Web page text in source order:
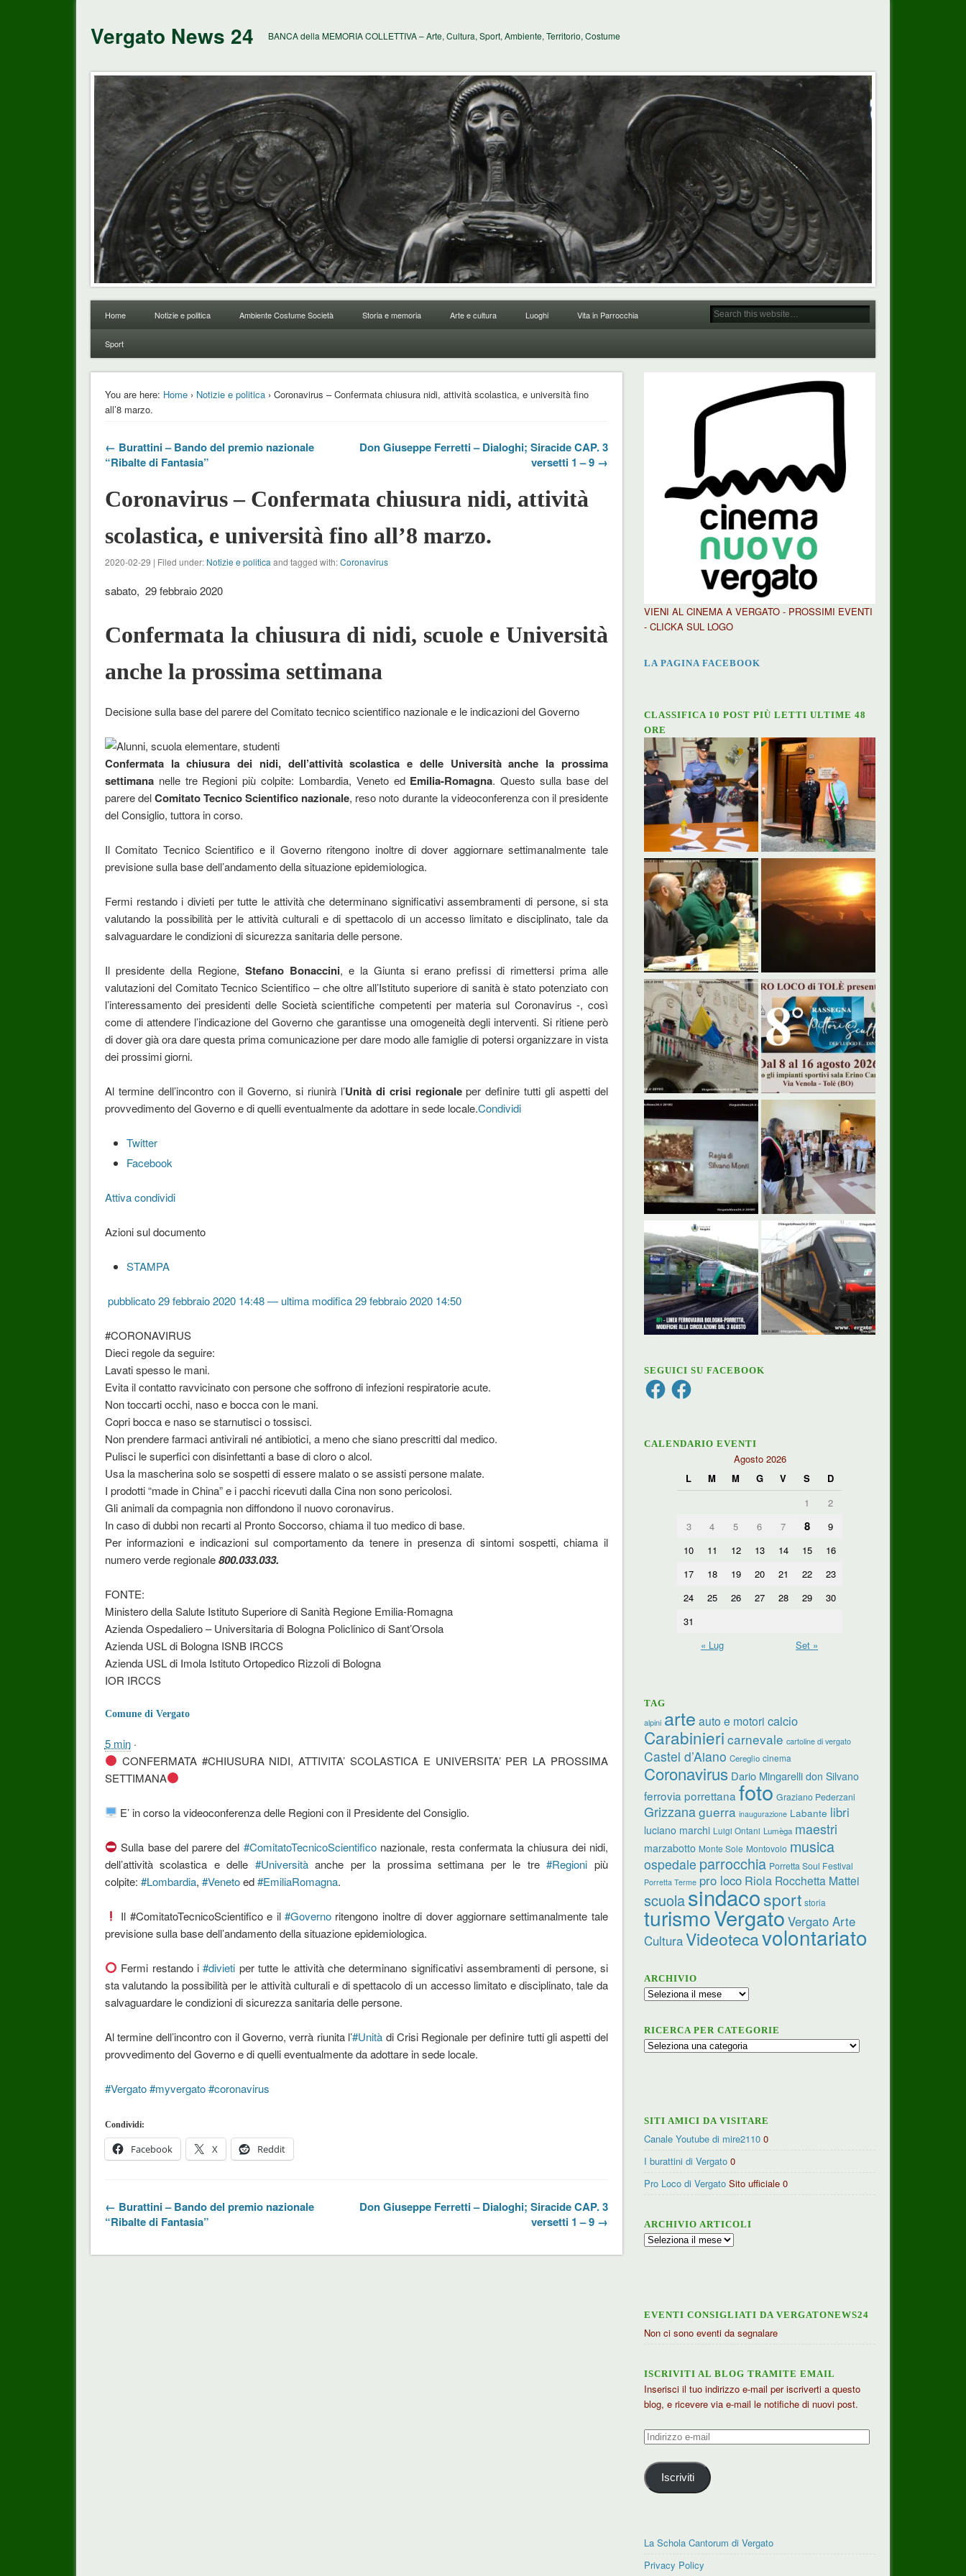
Vergato News 24 BANCA della MEMORIA COLLETTIVA – Arte, Cultura, Sport, Ambiente, Territorio, Costume
Home Notizie e politica Ambiente Costume Società Storia e memoria Arte e cultura Luoghi Vita in Parrocchia
Sport
You are here: Home› Notizie e politica› Coronavirus – Confermata chiusura nidi, attività scolastica, e università fino
all’8 marzo.
← Burattini – Bando del premio nazionale
“Ribalte di Fantasia”
Don Giuseppe Ferretti – Dialoghi; Siracide CAP. 3
versetti 1 – 9 →
Coronavirus – Confermata chiusura nidi, attività
scolastica, e università fino all’8 marzo.
2020-02-29 | Filed under: Notizie e politica and tagged with:Coronavirus
sabato, 29 febbraio 2020
Confermata la chiusura di nidi, scuole e Università
anche la prossima settimana
Decisione sulla base del parere del Comitato tecnico scientifico nazionale e le indicazioni del Governo
Confermata la chiusura dei nidi, dell’attività scolastica e delle Università anche la prossima
settimananelle tre Regioni più colpite: Lombardia, Veneto ed Emilia-Romagna. Questo sulla base del
parere delComitato Tecnico Scientifico nazionale, reso noto durante la videoconferenza con il presidente
del Consiglio, tuttora in corso.
Il Comitato Tecnico Scientifico e il Governo ritengono inoltre di dover aggiornare settimanalmente tale
previsione sulla base dell’andamento della situazione epidemiologica.
Fermi restando i divieti per tutte le attività che determinano significativi assembramenti di persone, si sta
valutando la possibilità per le attività culturali e di spettacolo di un accesso limitato e disciplinato, tale da
salvaguardare le condizioni di sicurezza sanitaria delle persone.
Il presidente della Regione, Stefano Bonaccini, e la Giunta si erano prefissi di rimettersi prima alle
valutazioni del Comitato Tecnico Scientifico – che oltre all’Istituto superiore di sanità è stato potenziato con
l’interessamento dei presidenti delle Società scientifiche competenti per materia sul Coronavirus -, così
come di attendere l’indicazione del Governo che garantisse una omogeneità degli interventi. Si ritiene però
di dover già ora dare questa prima comunicazione per dare modo alle famiglie di potersi organizzare in vista
dei prossimi giorni.
Al termine dell’incontro con il Governo, si riunirà l’Unità di crisi regionaleper definire tutti gli aspetti del
provvedimento del Governo e di quelli eventualmente da adottare in sede locale.Condividi
Twitter
Facebook
Attiva condividi
Azioni sul documento
STAMPA
pubblicato 29 febbraio 2020 14:48 — ultima modifica 29 febbraio 2020 14:50
#CORONAVIRUS
Dieci regole da seguire:
Lavati spesso le mani.
Evita il contatto ravvicinato con persone che soffrono di infezioni respiratorie acute.
Non toccarti occhi, naso e bocca con le mani.
Copri bocca e naso se starnutisci o tossisci.
Non prendere farmaci antivirali né antibiotici, a meno che siano prescritti dal medico.
Pulisci le superfici con disinfettanti a base di cloro o alcol.
Usa la mascherina solo se sospetti di essere malato o se assisti persone malate.
I prodotti “made in China” e i pacchi ricevuti dalla Cina non sono pericolosi.
Gli animali da compagnia non diffondono il nuovo coronavirus.
In caso di dubbi non recarti al Pronto Soccorso, chiama il tuo medico di base.
Per informazioni e indicazioni sul comportamento da tenere in presenza di sintomi sospetti, chiama il
numero verde regionale800.033.033.
FONTE:
Ministero della Salute Istituto Superiore di Sanità Regione Emilia-Romagna
Azienda Ospedaliero – Universitaria di Bologna Policlinico di Sant’Orsola
Azienda USL di Bologna ISNB IRCCS
Azienda USL di Imola Istituto Ortopedico Rizzoli di Bologna
IOR IRCCS
Comune di Vergato
5 min·
CONFERMATA #CHIUSURANIDI, ATTIVITA’ SCOLASTICA E UNIVERSITA’ PER LA PROSSIMA
SETTIMANA
E’ in corso la videoconferenza delle Regioni con il Presidente del Consiglio.
Sulla base del parere del #ComitatoTecnicoScientificonazionale, resta confermata la chiusura dei nidi,
dell’attività scolastica e delle #Universitàanche per la prossima settimana per le tre#Regioni più
colpite: #Lombardia, #Venetoed#EmiliaRomagna.
Il #ComitatoTecnicoScientifico e il#Governo ritengono inoltre di dover aggiornare settimanalmente tale
previsione sulla base dell’andamento della situazione epidemiologica.
Fermi restando i#divieti per tutte le attività che determinano significativi assembramenti di persone, si
sta valutando la possibilità per le attività culturali e di spettacolo di un accesso limitato e disciplinato, tale da
salvaguardare le condizioni di sicurezza sanitaria delle persone.
Al termine dell’incontro con il Governo, verrà riunita l’#Unità di Crisi Regionale per definire tutti gli aspetti del
provvedimento del Governo e di quelli eventualmente da adottare in sede locale.
#Vergato#myvergato#coronavirus
Condividi:
Facebook X Reddit
← Burattini – Bando del premio nazionale
“Ribalte di Fantasia”
Don Giuseppe Ferretti – Dialoghi; Siracide CAP. 3
versetti 1 – 9 →
VIENI AL CINEMA A VERGATO - PROSSIMI EVENTI
- CLICKA SUL LOGO
LA PAGINA FACEBOOK
CLASSIFICA 10 POST PIÙ LETTI ULTIME 48
ORE
SEGUICI SU FACEBOOK
FacebookFacebook
CALENDARIO EVENTI
Agosto 2026
L
M M G V S
D
1
2
3
4 5 6 7 8
9
10
11 12 13 14 15
16
17
18 19 20 21 22
23
24
25 26 27 28 29
30
31
« Lug
Set »
TAG
alpini arte auto e motori calcio
Carabinieri carnevale cartoline di vergato
Castel d’Aiano Cereglio cinema
Coronavirus Dario Mingarelli don Silvano
ferrovia porrettana foto Graziano Pederzani
Grizzanaguerra inaugurazione Labante libri
luciano marchi Luigi Ontani Lumèga maestri
marzabotto Monte Sole Montovolo musica
ospedale parrocchia Porretta Soul Festival
Porretta Terme pro loco Riola Rocchetta Mattei
scuolasindacosport storia
turismoVergato Vergato Arte
CulturaVideotecavolontariato
ARCHIVIO
Archivio
RICERCA PER CATEGORIE
Ricerca
SITI AMICI DA VISITARE
Canale Youtube di mire2110 0
I burattini di Vergato 0
Pro Loco di Vergato Sito ufficiale 0
ARCHIVIO ARTICOLI
Archivio
EVENTI CONSIGLIATI DA VERGATONEWS24
Non ci sono eventi da segnalare
ISCRIVITI AL BLOG TRAMITE EMAIL
Inserisci il tuo indirizzo e-mail per iscriverti a questo
blog, e ricevere via e-mail le notifiche di nuovi post.
Indirizzo
mail
Iscriviti
La Schola Cantorum di Vergato
Privacy Policy